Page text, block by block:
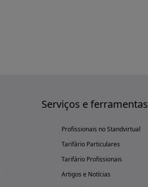
Serviços e ferramentas
Profissionais no Standvirtual
Tarifário Particulares
Tarifário Profissionais
Artigos e Notícias